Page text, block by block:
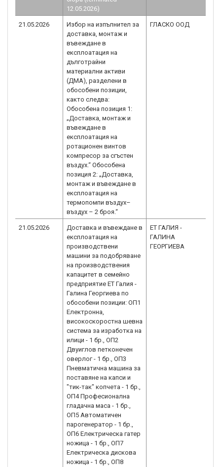
12.05.2026)
21.05.2026
Избор на изпълнител за
доставка, монтаж и
въвеждане в
експлоатация на
дълготрайни
материални активи
(ДМА), разделени в
обособени позиции,
както следва:
Обособена позиция 1:
„Доставка, монтаж и
въвеждане в
експлоатация на
ротационен винтов
компресор за сгъстен
въздух.“ Обособена
позиция 2: „Доставка,
монтаж и въвеждане в
експлоатация на
термопомпи въздух–
въздух – 2 броя.“
ГЛАСКО ООД
21.05.2026
Доставка и въвеждане в
експлоатация на
производствени
машини за подобряване
на производствения
капацитет в семейно
предприятие ЕТ Галия -
Галина Георгиева по
обособени позиции: ОП1
Електронна,
високоскоростна шевна
система за изработка на
илици - 1 бр., ОП2
Двуиглов петконечен
оверлог - 1 бр., ОП3
Пневматична машина за
поставяне на капси и
"тик-так" копчета - 1 бр.,
ОП4 Професионална
гладачна маса - 1 бр.,
ОП5 Автоматичен
парогенератор - 1 бр.,
ОП6 Електрическа гатер
ножица - 1 бр., ОП7
Eлектрическа дискова
ножица - 1 бр., ОП8
ЕТ ГАЛИЯ -
ГАЛИНА
ГЕОРГИЕВА